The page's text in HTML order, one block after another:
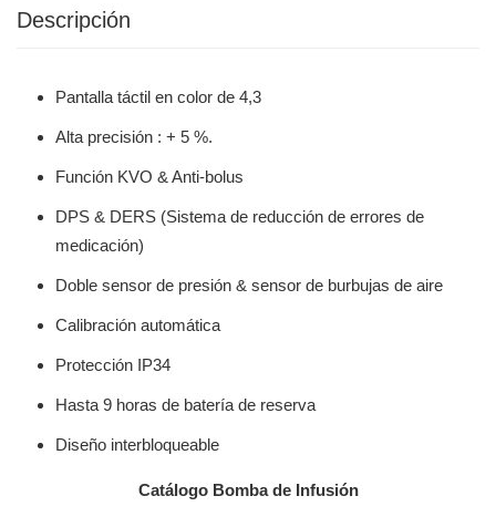
Descripción
Pantalla táctil en color de 4,3
Alta precisión : + 5 %.
Función KVO & Anti-bolus
DPS & DERS (Sistema de reducción de errores de
medicación)
Doble sensor de presión & sensor de burbujas de aire
Calibración automática
Protección IP34
Hasta 9 horas de batería de reserva
Diseño interbloqueable
Catálogo Bomba de Infusión